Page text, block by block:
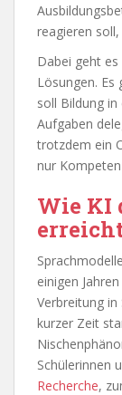
reagieren
Dabei geht
Lösungen. Es
soll Bildung
Aufgaben
trotzdem ein
nur
Wie KI
einigen
Verbreitung in
kurzer Zeit
Schülerinnen
Recherche,